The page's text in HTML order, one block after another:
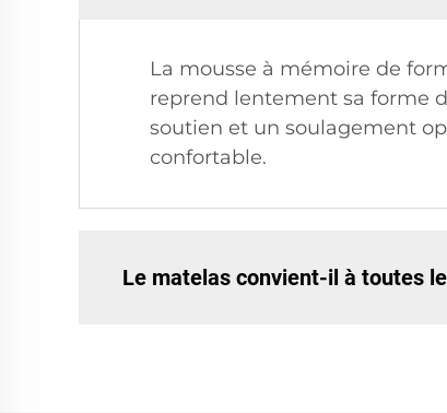
La mousse à mémoire de
reprend lentement sa forme
soutien et un soulagement
confortable.
Le matelas convient-il à toutes